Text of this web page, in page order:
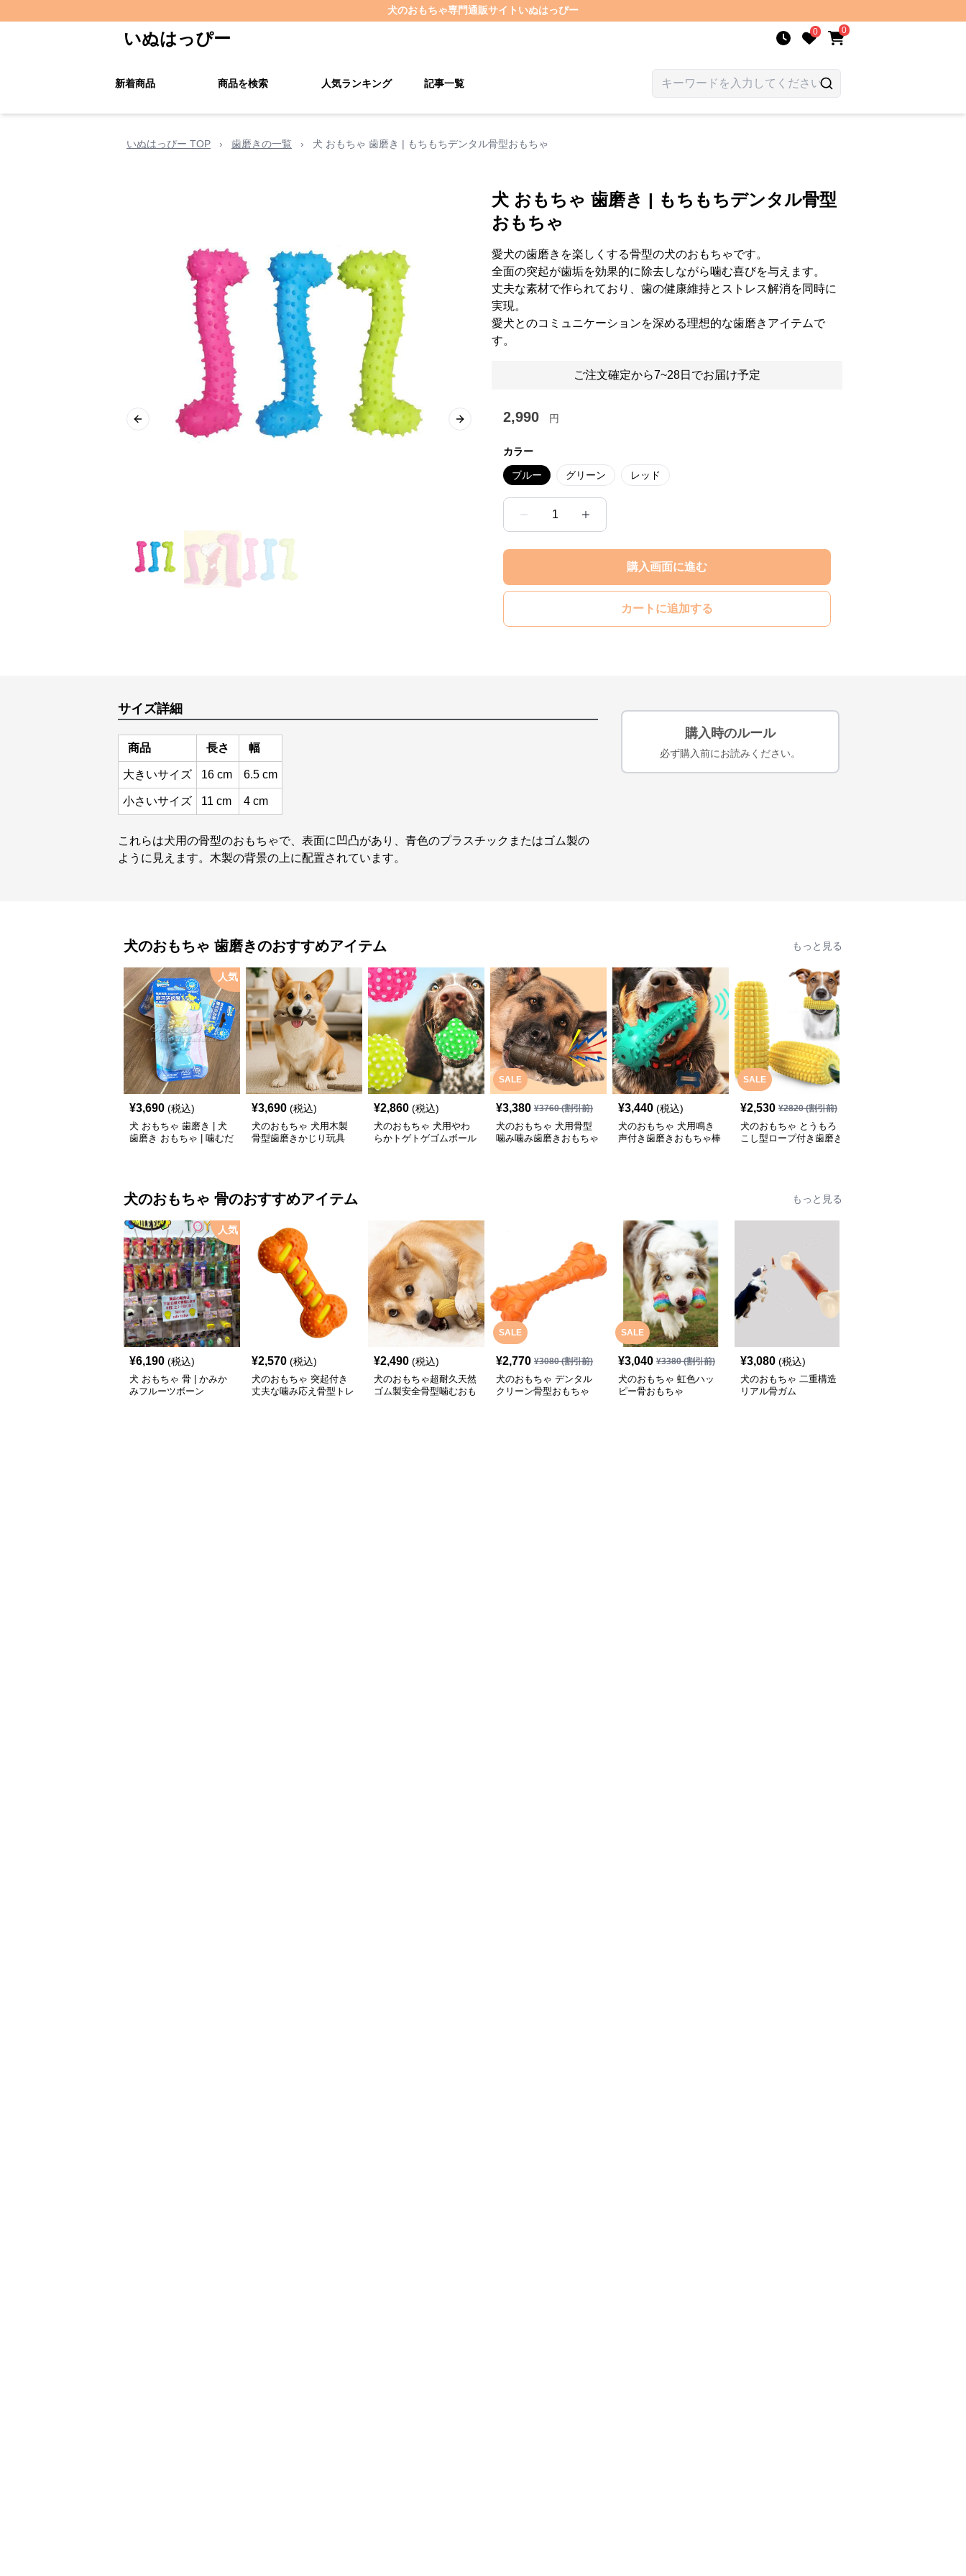
犬のおもちゃ専門通販サイト いぬはっぴー
いぬはっぴー 0 0
新着商品 商品を検索 人気ランキング 記事一覧
いぬはっぴー TOP › 歯磨きの一覧 › 犬 おもちゃ 歯磨き | もちもちデンタル骨型おもちゃ
Previous slide Next slide
犬 おもちゃ 歯磨き | もちもちデンタル骨型
おもちゃ
愛犬の歯磨きを楽しくする骨型の犬のおもちゃです。
全面の突起が歯垢を効果的に除去しながら噛む喜びを与えます。
丈夫な素材で作られており、歯の健康維持とストレス解消を同時に
実現。
愛犬とのコミュニケーションを深める理想的な歯磨きアイテムで
す。
ご注文確定から7~28日でお届け予定
2,990 円
カラー
ブルー グリーン レッド
1
購入画面に進む
カートに追加する
サイズ詳細
商品 長さ 幅
大きいサイズ 16 cm 6.5 cm
小さいサイズ 11 cm 4 cm
これらは犬用の骨型のおもちゃで、表面に凹凸があり、青色のプラスチックまたはゴム製の
ように見えます。木製の背景の上に配置されています。
購入時のルール
必ず購入前にお読みください。
犬のおもちゃ 歯磨きのおすすめアイテム もっと見る
人気
¥3,690 (税込)
犬 おもちゃ 歯磨き | 犬
歯磨き おもちゃ | 噛むだ
¥3,690 (税込)
犬のおもちゃ 犬用木製
骨型歯磨きかじり玩具
¥2,860 (税込)
犬のおもちゃ 犬用やわ
らかトゲトゲゴムボール
SALE
¥3,380 ¥3760(割引前)
犬のおもちゃ 犬用骨型
噛み噛み歯磨きおもちゃ
¥3,440 (税込)
犬のおもちゃ 犬用鳴き
声付き歯磨きおもちゃ棒
SALE
¥2,530 ¥2820(割引前)
犬のおもちゃ とうもろ
こし型ロープ付き歯磨き
犬のおもちゃ 骨のおすすめアイテム もっと見る
人気
¥6,190 (税込)
犬 おもちゃ 骨 | かみか
みフルーツボーン
¥2,570 (税込)
犬のおもちゃ 突起付き
丈夫な噛み応え骨型トレ
¥2,490 (税込)
犬のおもちゃ超耐久天然
ゴム製安全骨型噛むおも
SALE
¥2,770 ¥3080(割引前)
犬のおもちゃ デンタル
クリーン骨型おもちゃ
SALE
¥3,040 ¥3380(割引前)
犬のおもちゃ 虹色ハッ
ピー骨おもちゃ
¥3,080 (税込)
犬のおもちゃ 二重構造
リアル骨ガム